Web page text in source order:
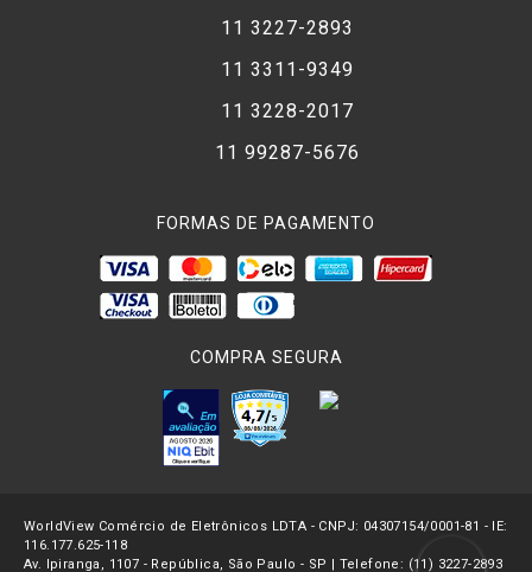
11 3227-2893
11 3311-9349
11 3228-2017
11 99287-5676
FORMAS DE PAGAMENTO
COMPRA SEGURA
WorldView Comércio de Eletrônicos LDTA - CNPJ: 04307154/0001-81 - IE:
116.177.625-118
Av. Ipiranga, 1107 - República, São Paulo - SP | Telefone: (11) 3227-2893